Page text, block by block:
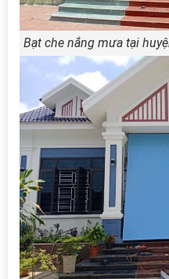
Bạt che nắng mưa tại